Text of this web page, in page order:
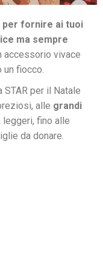
per fornire ai tuoi
ma sempre
accessorio vivace
fiocco.
per il Natale
alle grandi
leggeri, fino alle
da donare.